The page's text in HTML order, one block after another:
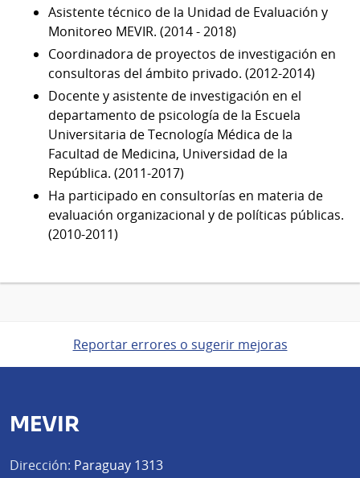
Asistente técnico de la Unidad de Evaluación y
Monitoreo MEVIR. (2014 - 2018)
Coordinadora de proyectos de investigación en
consultoras del ámbito privado. (2012-2014)
Docente y asistente de investigación en el
departamento de psicología de la Escuela
Universitaria de Tecnología Médica de la
Facultad de Medicina, Universidad de la
República. (2011-2017)
Ha participado en consultorías en materia de
evaluación organizacional y de políticas públicas.
(2010-2011)
Reportar errores o sugerir mejoras
MEVIR
Dirección: Paraguay 1313